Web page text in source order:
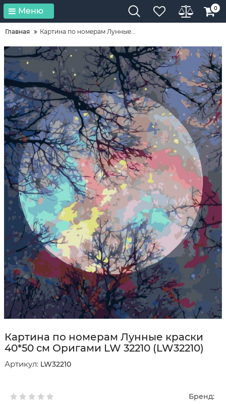
Меню 0
Главная Картина по номерам Лунные...
Картина по номерам Лунные краски
40*50 см Оригами LW 32210 (LW32210)
Артикул: LW32210
Бренд: